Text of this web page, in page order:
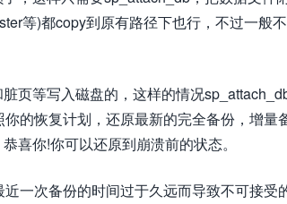
等)都copy到原有路径下也行，不过一般
页等写入磁盘的，这样的情况
的恢复计划，还原最新的完全备份，增量
喜你!你可以还原到崩溃前的状态。
一次备份的时间过于久远而导致不可接受